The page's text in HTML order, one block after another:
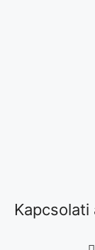
Kapcsolati